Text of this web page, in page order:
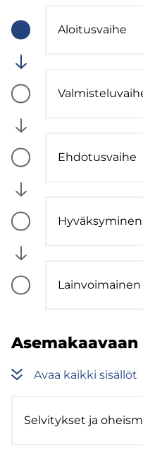
Aloi­tus­vai­he
(computed)
(computed)
Eh­do­tus­vai­he
(computed)
Hy­väk­sy­mi­nen
(computed)
Lain­voi­mai­nen
(computed)
Avaa kaik­ki si­säl­löt
Sel­vi­tyk­set ja